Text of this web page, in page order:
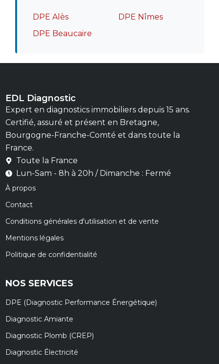
DPE Alès
DPE Beaucaire
DPE Nîmes
EDL Diagnostic
Expert en diagnostics immobiliers depuis 15 ans.
Certifié, assuré et présent en Bretagne,
Bourgogne-Franche-Comté et dans toute la
France.
Toute la France
Lun-Sam - 8h à 20h / Dimanche : Fermé
À propos
Contact
Conditions générales d'utilisation et de vente
Mentions légales
Politique de confidentialité
NOS SERVICES
DPE (Diagnostic Performance Énergétique)
Diagnostic Amiante
Diagnostic Plomb (CREP)
Diagnostic Électricité